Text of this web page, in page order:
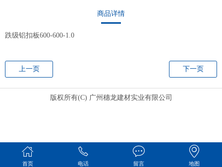
商品详情
跌级铝扣板600-600-1.0
上一页 下一页
版权所有(C) 广州穗龙建材实业有限公司
首页 电话 留言 地图